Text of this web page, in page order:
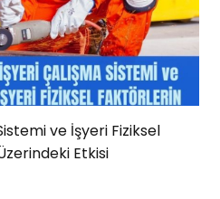
ve İşyeri Fiziksel
Etkisi